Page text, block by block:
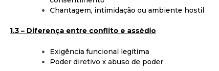
Chantagem, intimidação ou ambiente hostil
1.3 – Diferença entre conflito e assédio
Exigência funcional legítima
Poder diretivo x abuso de poder